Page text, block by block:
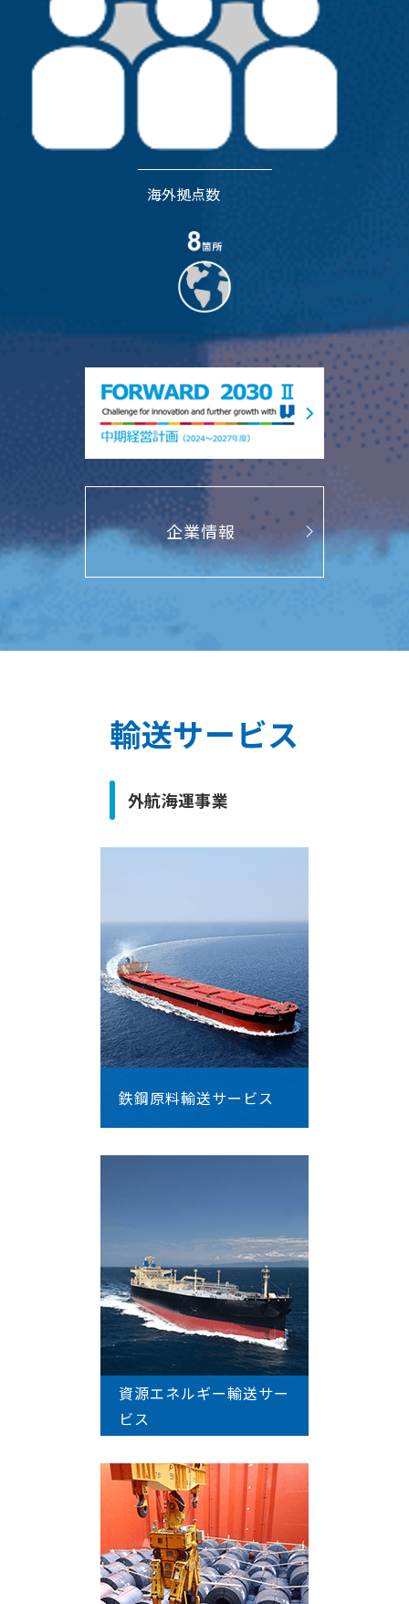
海外拠点数
企業情報
輸送サービス
外航海運事業
鉄鋼原料輸送サービス
資源エネルギー輸送サー
ビス